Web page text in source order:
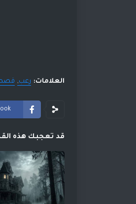
العلامات: رعب
قد تعجبك هذه